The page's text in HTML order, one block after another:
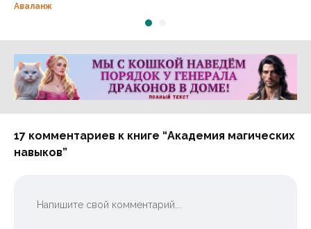
Аваланж
Реклама 16+ АО «ЛитГород»
17 комментариев к книге “Академия магических
навыков”